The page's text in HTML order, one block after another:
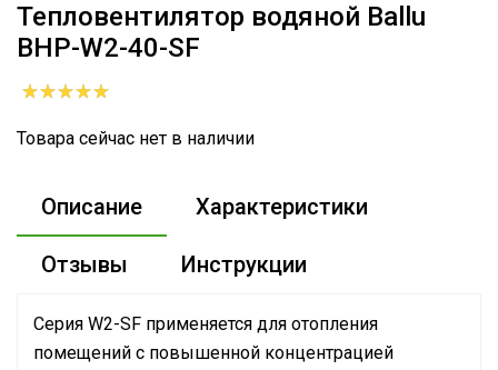
Тепловентилятор водяной Ballu
BHP-W2-40-SF
Товара сейчас нет в наличии
Описание Характеристики
Отзывы Инструкции
Серия W2-SF применяется для отопления
помещений с повышенной концентрацией